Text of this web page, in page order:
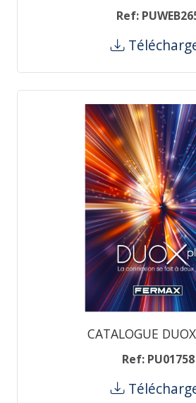
Ref:
CATALOGUE
Ref: PU01758